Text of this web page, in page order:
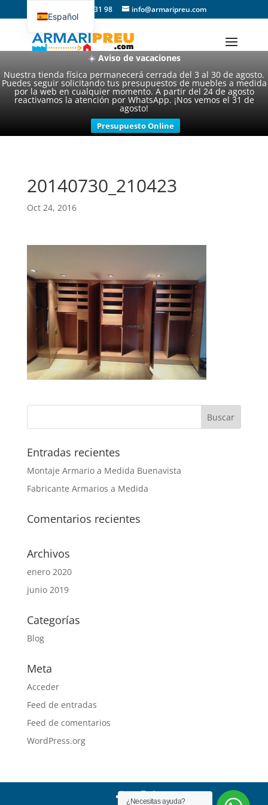
☀️ Aviso de vacaciones
Nuestra tienda física permanecerá cerrada del 3 al 30 de agosto.
Puedes seguir solicitando tus presupuestos de muebles a medida
por la web en cualquier momento. A partir del 24 de agosto
reactivamos la atención por WhatsApp. ¡Nos vemos el 31 de
agosto!
Presupuesto Online
93 357 31 98 info@armaripreu.com
20140730_210423
Oct 24, 2016
Entradas recientes
Montaje Armario a Medida Buenavista
Fabricante Armarios a Medida
Comentarios recientes
Archivos
enero 2020
junio 2019
Categorías
Blog
Meta
Acceder
Feed de entradas
Feed de comentarios
WordPress.org
¿Necesitas ayuda?
Español
Català